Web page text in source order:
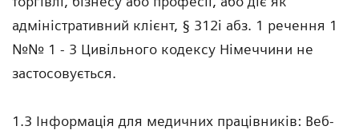
адміністративний клієнт, § 312i абз. 1 речення 1
№№ 1 - 3 Цивільного кодексу Німеччини не
застосовується.
1.3 Інформація для медичних працівників: Веб-